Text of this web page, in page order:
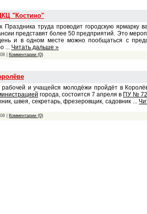
"Костино"
Праздника труда проводит городскую ярмарку
представят более 50 предприятий. Это
и в одном месте можно пообщаться с
... Читать дальше »
Комментарии (0)
и учащейся молодёжи пройдёт в
города, состоится 7 апреля в ПУ № 72
швея, секретарь, фрезеровщик, садовник ...
Комментарии (0)